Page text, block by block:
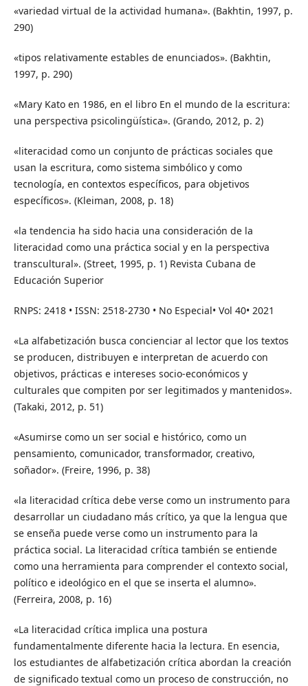
«variedad virtual de la actividad humana». (Bakhtin, 1997, p.
290)
«tipos relativamente estables de enunciados». (Bakhtin,
1997, p. 290)
«Mary Kato en 1986, en el libro En el mundo de la escritura:
una perspectiva psicolingüística». (Grando, 2012, p. 2)
«literacidad como un conjunto de prácticas sociales que
usan la escritura, como sistema simbólico y como
tecnología, en contextos específicos, para objetivos
específicos». (Kleiman, 2008, p. 18)
«la tendencia ha sido hacia una consideración de la
literacidad como una práctica social y en la perspectiva
transcultural». (Street, 1995, p. 1) Revista Cubana de
Educación Superior
RNPS: 2418 • ISSN: 2518-2730 • No Especial• Vol 40• 2021
«La alfabetización busca concienciar al lector que los textos
se producen, distribuyen e interpretan de acuerdo con
objetivos, prácticas e intereses socio-económicos y
culturales que compiten por ser legitimados y mantenidos».
(Takaki, 2012, p. 51)
«Asumirse como un ser social e histórico, como un
pensamiento, comunicador, transformador, creativo,
soñador». (Freire, 1996, p. 38)
«la literacidad crítica debe verse como un instrumento para
desarrollar un ciudadano más crítico, ya que la lengua que
se enseña puede verse como un instrumento para la
práctica social. La literacidad crítica también se entiende
como una herramienta para comprender el contexto social,
político e ideológico en el que se inserta el alumno».
(Ferreira, 2008, p. 16)
«La literacidad crítica implica una postura
fundamentalmente diferente hacia la lectura. En esencia,
los estudiantes de alfabetización crítica abordan la creación
de significado textual como un proceso de construcción, no